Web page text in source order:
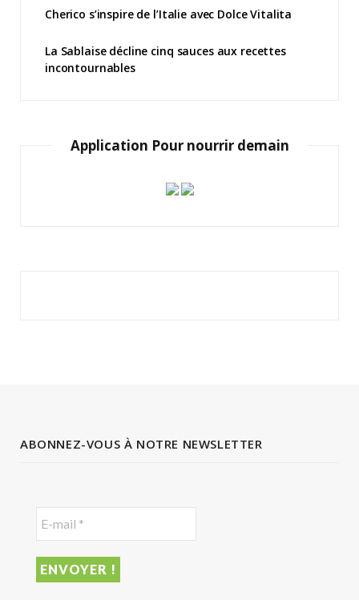
Cherico s’inspire de l’Italie avec Dolce Vitalita
La Sablaise décline cinq sauces aux recettes
incontournables
Application Pour nourrir demain
ABONNEZ-VOUS À NOTRE NEWSLETTER